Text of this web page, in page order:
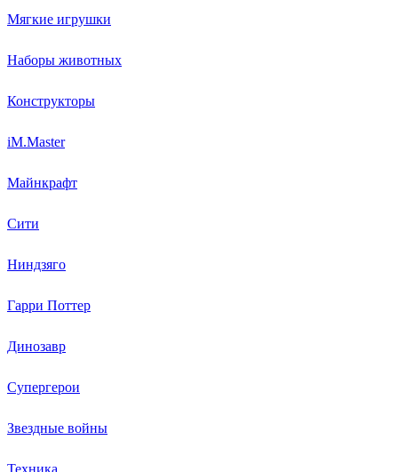
Мягкие игрушки
Наборы животных
Конструкторы
iM.Master
Майнкрафт
Сити
Ниндзяго
Гарри Поттер
Динозавр
Супергерои
Звездные войны
Техника